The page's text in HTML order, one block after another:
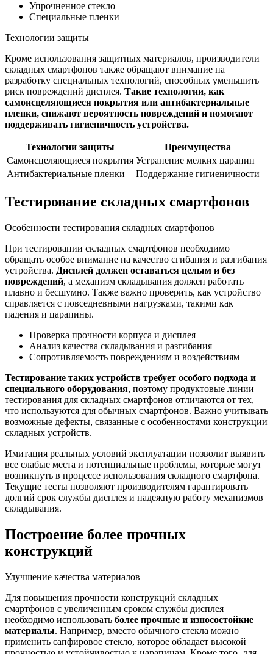
Упрочненное стекло
Специальные пленки
Технологии защиты
Кроме использования защитных материалов, производители
складных смартфонов также обращают внимание на
разработку специальных технологий, способных уменьшить
риск повреждений дисплея. Такие технологии, как
самоисцеляющиеся покрытия или антибактериальные
пленки, снижают вероятность повреждений и помогают
поддерживать гигиеничность устройства.
Технологии защиты
Преимущества
Самоисцеляющиеся покрытия Устранение мелких царапин
Антибактериальные пленки
Поддержание гигиеничности
Тестирование складных смартфонов
Особенности тестирования складных смартфонов
При тестировании складных смартфонов необходимо
обращать особое внимание на качество сгибания и разгибания
устройства. Дисплей должен оставаться целым и без
повреждений, а механизм складывания должен работать
плавно и бесшумно. Также важно проверить, как устройство
справляется с повседневными нагрузками, такими как
падения и царапины.
Проверка прочности корпуса и дисплея
Анализ качества складывания и разгибания
Сопротивляемость повреждениям и воздействиям
Тестирование таких устройств требует особого подхода и
специального оборудования, поэтому продуктовые линии
тестирования для складных смартфонов отличаются от тех,
что используются для обычных смартфонов. Важно учитывать
возможные дефекты, связанные с особенностями конструкции
складных устройств.
Имитация реальных условий эксплуатации позволит выявить
все слабые места и потенциальные проблемы, которые могут
возникнуть в процессе использования складного смартфона.
Текущие тесты позволяют производителям гарантировать
долгий срок службы дисплея и надежную работу механизмов
складывания.
Построение более прочных
конструкций
Улучшение качества материалов
Для повышения прочности конструкций складных
смартфонов с увеличенным сроком службы дисплея
необходимо использовать более прочные и износостойкие
материалы. Например, вместо обычного стекла можно
применить сапфировое стекло, которое обладает высокой